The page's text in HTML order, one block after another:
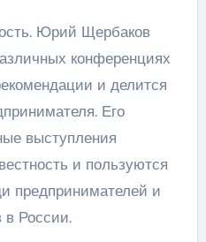
Юрий Щербаков
конференциях
и делится
Его
выступления
и пользуются
предпринимателей и
России.